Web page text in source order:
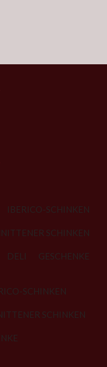
IBERICO-SCHINKEN
SCHINKEN
DELI GESCHENKE
SCHINKEN
SCHINKEN